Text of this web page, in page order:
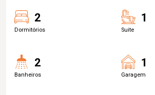
2
Dormitórios
1
Suite
2
Banheiros
1
Garagem